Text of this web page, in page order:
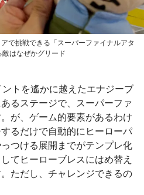
で挑戦できる「スーパーファイナルアタ
はなぜかグリード
トを遙かに越えたエナジーブ
るステージで、スーパーファ
が、ゲーム的要素があるわけ
るだけで自動的にヒーローパ
つける展開までがテンプレ化
てヒーローブレスにはめ替え
ただし、チャレンジできるの